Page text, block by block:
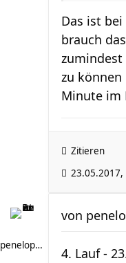
Das ist
brauch
zumindest
zu
Minute im
Zitieren
23.05.2017,
penelope_86
von
4. Lauf -